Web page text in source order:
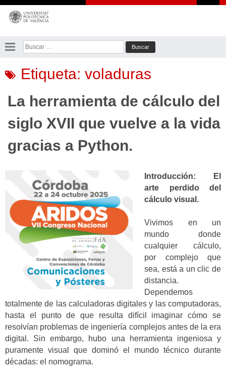
Saltar
contenido
Buscar:
Etiqueta: voladuras
La herramienta de cálculo del
siglo XVII que vuelve a la vida
gracias a Python.
Introducción: El
arte perdido del
cálculo visual.
Vivimos en un
mundo donde
cualquier cálculo,
por complejo que
sea, está a un clic de
distancia.
Dependemos
totalmente de las calculadoras digitales y las computadoras,
hasta el punto de que resulta difícil imaginar cómo se
resolvían problemas de ingeniería complejos antes de la era
digital. Sin embargo, hubo una herramienta ingeniosa y
puramente visual que dominó el mundo técnico durante
décadas: el nomograma.